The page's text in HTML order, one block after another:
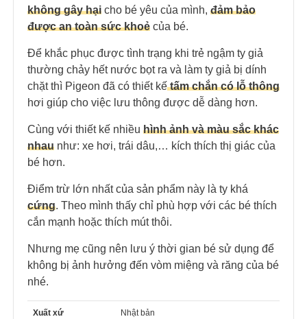
không gây hại cho bé yêu của mình, đảm bảo
được an toàn sức khoẻ của bé.
Để khắc phục được tình trạng khi trẻ ngậm ty giả
thường chảy hết nước bọt ra và làm ty giả bị dính
chặt thì Pigeon đã có thiết kếtấm chắn có lỗ thông
hơi giúp cho việc lưu thông được dễ dàng hơn.
Cùng với thiết kế nhiều hình ảnh và màu sắc khác
nhau như: xe hơi, trái dâu,… kích thích thị giác của
bé hơn.
Điểm trừ lớn nhất của sản phẩm này là ty khá
cứng. Theo mình thấy chỉ phù hợp với các bé thích
cắn mạnh hoặc thích mút thôi.
Nhưng mẹ cũng nên lưu ý thời gian bé sử dụng để
không bị ảnh hưởng đến vòm miệng và răng của bé
nhé.
Xuất xứ Nhật bản